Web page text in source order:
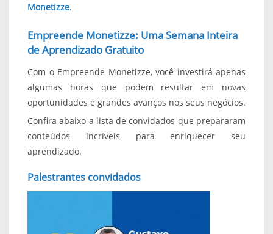
Monetizze.
Empreende Monetizze: Uma Semana Inteira
de Aprendizado Gratuito
Com o Empreende Monetizze, você investirá apenas
algumas horas que podem resultar em novas
oportunidades e grandes avanços nos seus negócios.
Confira abaixo a lista de convidados que prepararam
conteúdos incríveis para enriquecer seu
aprendizado.
Palestrantes convidados